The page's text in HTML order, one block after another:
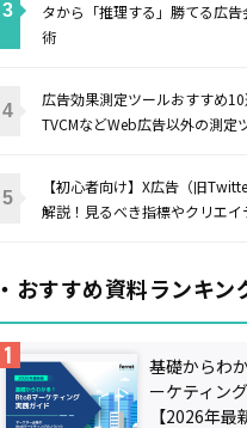
タから「推理する」勝てる広
術
広告効果測定ツールおすすめ10
TVCMなどWeb広告以外の測定
【初心者向け】X広告（旧
解説！見るべき指標やクリエイ
・おすすめ資料ランキン
基礎からわ
ーケティン
【2026年最